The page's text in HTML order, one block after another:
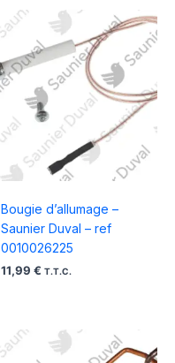
Bougie d’allumage –
Saunier Duval – ref
0010026225
11,99 € T.T.C.